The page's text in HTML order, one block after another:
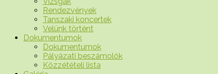
Rendezvények
Tanszaki koncertek
Velünk történt
Dokumentumok
Dokumentumok
Pályázati beszámolók
Közzétételi lista